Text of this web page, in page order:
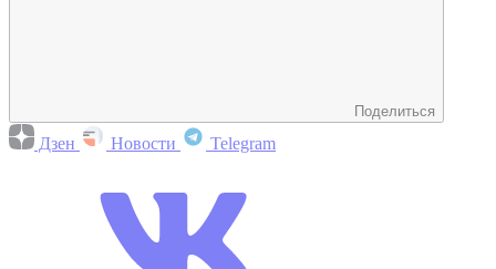
Поделиться
Дзен Новости Telegram